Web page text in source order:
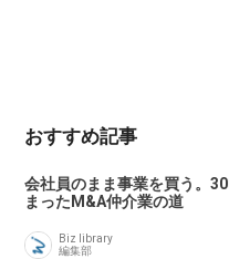
おすすめ記事
会社員のまま事業を買う。
まったM&A仲介業の道
Biz library
編集部